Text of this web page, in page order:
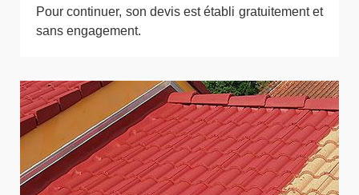
Pour continuer, son devis est établi gratuitement et
sans engagement.